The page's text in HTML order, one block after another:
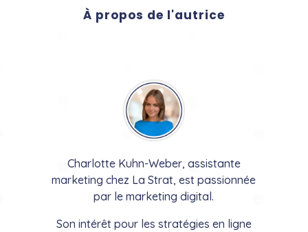
À propos de l'autrice
Charlotte Kuhn-Weber, assistante
marketing chez La Strat, est passionnée
par le marketing digital.
Son intérêt pour les stratégies en ligne